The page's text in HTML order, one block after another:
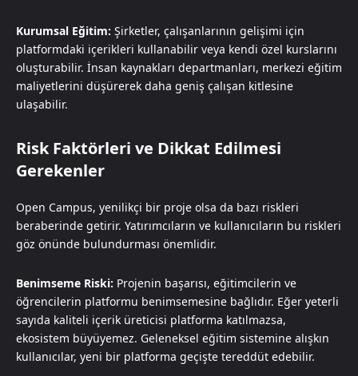
Kurumsal Eğitim: Şirketler, çalışanlarının gelişimi için
platformdaki içerikleri kullanabilir veya kendi özel kurslarını
oluşturabilir. İnsan kaynakları departmanları, merkezi eğitim
maliyetlerini düşürerek daha geniş çalışan kitlesine
ulaşabilir.
Risk Faktörleri ve Dikkat Edilmesi
Gerekenler
Open Campus, yenilikçi bir proje olsa da bazı riskleri
beraberinde getirir. Yatırımcıların ve kullanıcıların bu riskleri
göz önünde bulundurması önemlidir.
Benimseme Riski: Projenin başarısı, eğitimcilerin ve
öğrencilerin platformu benimsemesine bağlıdır. Eğer yeterli
sayıda kaliteli içerik üreticisi platforma katılmazsa,
ekosistem büyüyemez. Geleneksel eğitim sistemine alışkın
kullanıcılar, yeni bir platforma geçişte tereddüt edebilir.